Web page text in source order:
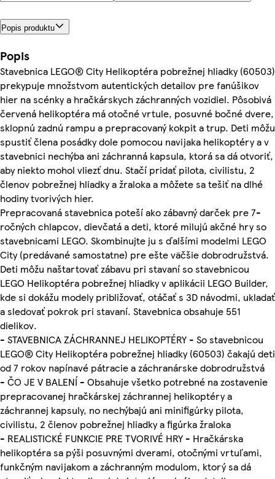
Popis produktu
Popis
Stavebnica LEGO® City Helikoptéra pobrežnej hliadky (60503)
prekypuje množstvom autentických detailov pre fanúšikov
hier na scénky a hračkárskych záchranných vozidiel. Pôsobivá
červená helikoptéra má otočné vrtule, posuvné bočné dvere,
sklopnú zadnú rampu a prepracovaný kokpit a trup. Deti môžu
spustiť člena posádky dole pomocou navijaka helikoptéry a v
stavebnici nechýba ani záchranná kapsula, ktorá sa dá otvoriť,
aby niekto mohol vliezť dnu. Stačí pridať pilota, civilistu, 2
členov pobrežnej hliadky a žraloka a môžete sa tešiť na dlhé
hodiny tvorivých hier.
Prepracovaná stavebnica poteší ako zábavný darček pre 7-
ročných chlapcov, dievčatá a deti, ktoré milujú akčné hry so
stavebnicami LEGO. Skombinujte ju s ďalšími modelmi LEGO
City (predávané samostatne) pre ešte väčšie dobrodružstvá.
Deti môžu naštartovať zábavu pri stavaní so stavebnicou
LEGO Helikoptéra pobrežnej hliadky v aplikácii LEGO Builder,
kde si dokážu modely približovať, otáčať s 3D návodmi, ukladať
a sledovať pokrok pri stavaní. Stavebnica obsahuje 551
dielikov.
- STAVEBNICA ZÁCHRANNEJ HELIKOPTÉRY - So stavebnicou
LEGO® City Helikoptéra pobrežnej hliadky (60503) čakajú deti
od 7 rokov napínavé pátracie a záchranárske dobrodružstvá
- ČO JE V BALENÍ - Obsahuje všetko potrebné na zostavenie
prepracovanej hračkárskej záchrannej helikoptéry a
záchrannej kapsuly, no nechýbajú ani minifigúrky pilota,
civilistu, 2 členov pobrežnej hliadky a figúrka žraloka
- REALISTICKÉ FUNKCIE PRE TVORIVÉ HRY - Hračkárska
helikoptéra sa pýši posuvnými dverami, otočnými vrtuľami,
funkčným navijakom a záchranným modulom, ktorý sa dá